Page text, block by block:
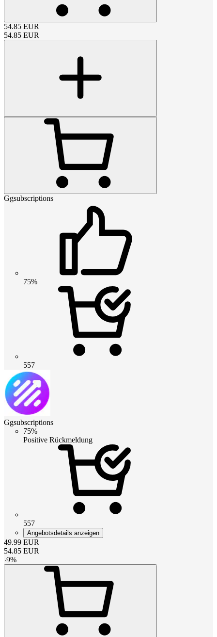
54.85 EUR
54.85 EUR
Ggsubscriptions
75%
557
Ggsubscriptions
75%
Positive Rückmeldung
557
Angebotsdetails anzeigen
49.99 EUR
54.85 EUR
-9%